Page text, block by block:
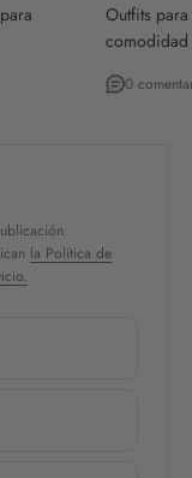
Outfits
comodidad
0
la Política de